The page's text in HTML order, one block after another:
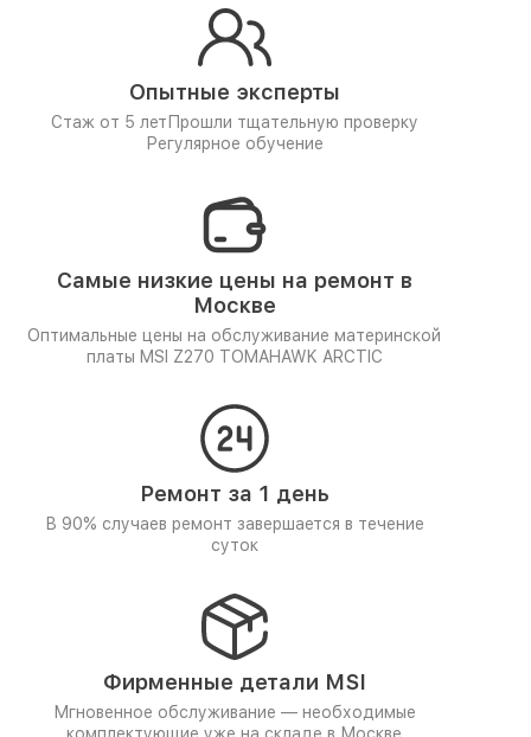
Опытные эксперты
Стаж от 5 лет Прошли тщательную проверку
Регулярное обучение
Самые низкие цены на ремонт в
Москве
Оптимальные цены на обслуживание материнской
платы MSI Z270 TOMAHAWK ARCTIC
Ремонт за 1 день
В 90% случаев ремонт завершается в течение
суток
Фирменные детали MSI
Мгновенное обслуживание — необходимые